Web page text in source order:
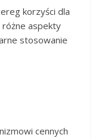
korzyści dla
różne aspekty
stosowanie
cennych